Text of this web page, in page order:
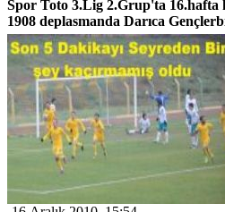
Spor Toto 3.Lig 2.Grup'ta 16.hafta
1908 deplasmanda Darıca